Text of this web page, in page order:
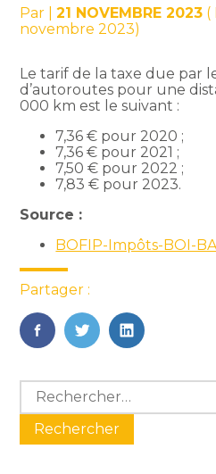
Par |21 NOVEMBRE 2023 (
novembre 2023)
Le tarif de la taxe due par
d’autoroutes pour une
000 km est le suivant :
7,36 € pour 2020 ;
7,36 € pour 2021 ;
7,50 € pour 2022 ;
7,83 € pour 2023.
Source :
BOFIP-Impôts-BOI-
Partager :
FaceBook
TwitterLinkedIn
Blog
sidebar
Rechercher :